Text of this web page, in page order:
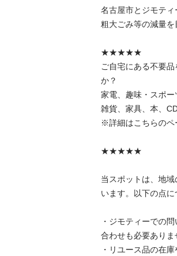
名古屋市とジモティ
粗⼤ごみ等の減量を
★★★★★
ご自宅にある不要
か？
家電、趣味・スポ
雑貨、家具、本、
※詳細はこちらのペ
★★★★★
当スポットは、地
います。以下の点に
・ジモティーでの
合わせも必要ありま
・リユース品の在